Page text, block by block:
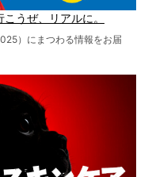
うぜ、リアルに。
）にまつわる情報をお届